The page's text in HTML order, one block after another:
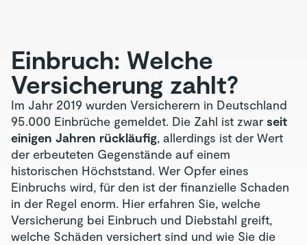
Einbruch: Welche
Versicherung zahlt?
Im Jahr 2019 wurden Versicherern in Deutschland
95.000 Einbrüche gemeldet. Die Zahl ist zwar seit
einigen Jahren rückläufig, allerdings ist der Wert
der erbeuteten Gegenstände auf einem
historischen Höchststand. Wer Opfer eines
Einbruchs wird, für den ist der finanzielle Schaden
in der Regel enorm. Hier erfahren Sie, welche
Versicherung bei Einbruch und Diebstahl greift,
welche Schäden versichert sind und wie Sie die